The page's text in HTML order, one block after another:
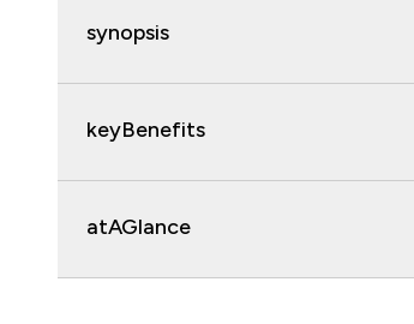
synopsis
keyBenefits
atAGlance